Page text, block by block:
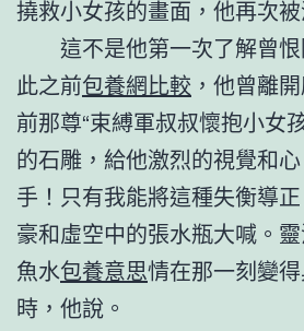
撓救小女孩的畫面，他再次被
這不是他第一次了解曾
此之前包養網比較 ，他曾離
前那尊“束縛軍叔叔懷抱小女
的石雕，給他激烈的視覺和
手！只有我能將這種失衡導
豪和虛空中的張水瓶大喊。
魚水包養意思情在那一刻變
時，他說。